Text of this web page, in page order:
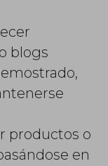
blogs
productos o
en